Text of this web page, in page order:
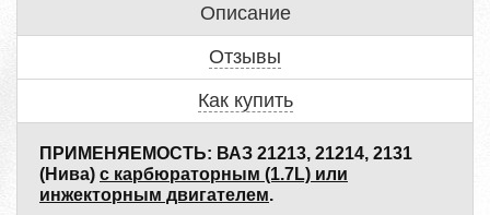
Описание
Отзывы
Как купить
ПРИМЕНЯЕМОСТЬ: ВАЗ 21213, 21214, 2131
(Нива) с карбюраторным (1.7L) или
инжекторным двигателем.